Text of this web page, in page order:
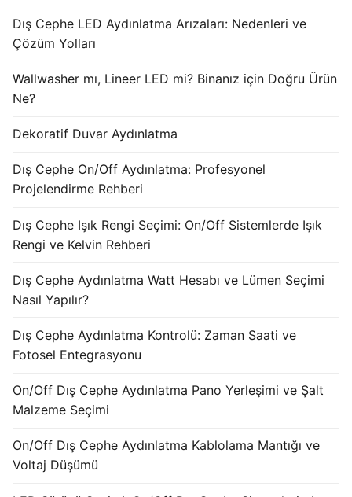
Cephe Animasyon WallWasher Serisi
KATALOG
HAKKIMIZDA
SSS
English
Arabic
Dış Cephe LED Aydınlatma Arızaları: Nedenleri ve
Çözüm Yolları
Wallwasher mı, Lineer LED mi? Binanız için Doğru Ürün
Ne?
Dekoratif Duvar Aydınlatma
Dış Cephe On/Off Aydınlatma: Profesyonel
Projelendirme Rehberi
Dış Cephe Işık Rengi Seçimi: On/Off Sistemlerde Işık
Rengi ve Kelvin Rehberi
Dış Cephe Aydınlatma Watt Hesabı ve Lümen Seçimi
Nasıl Yapılır?
Dış Cephe Aydınlatma Kontrolü: Zaman Saati ve
Fotosel Entegrasyonu
On/Off Dış Cephe Aydınlatma Pano Yerleşimi ve Şalt
Malzeme Seçimi
On/Off Dış Cephe Aydınlatma Kablolama Mantığı ve
Voltaj Düşümü